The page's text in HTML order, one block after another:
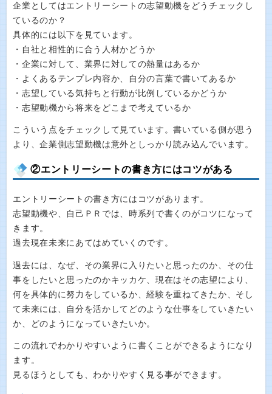
企業としてはエントリーシートの志望動機をどうチェックし
ているのか？
具体的には以下を見ています。
・自社と相性的に合う人材かどうか
・企業に対して、業界に対しての熱量はあるか
・よくあるテンプレ内容か、自分の言葉で書いてあるか
・志望している気持ちと行動が比例しているかどうか
・志望動機から将来をどこまで考えているか
こういう点をチェックして見ています。書いている側が思う
より、企業側志望動機は意外としっかり読み込んでいます。
②エントリーシートの書き方にはコツがある
エントリーシートの書き方にはコツがあります。
志望動機や、自己ＰＲでは、時系列で書くのがコツになって
きます。
過去現在未来にあてはめていくのです。
過去には、なぜ、その業界に入りたいと思ったのか、その仕
事をしたいと思ったのかキッカケ、現在はその志望により、
何を具体的に努力をしているか、経験を重ねてきたか、そし
て未来には、自分を活かしてどのような仕事をしていきたい
か、どのようになっていきたいか。
この流れでわかりやすいように書くことができるようになり
ます。
見るほうとしても、わかりやすく見る事ができます。